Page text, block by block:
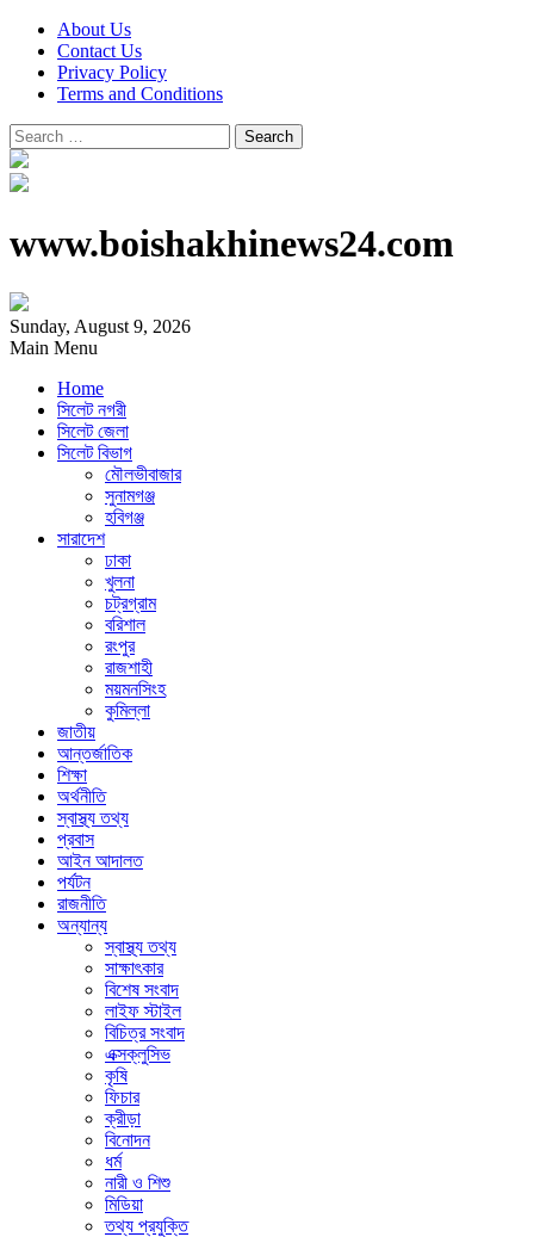
About Us
Contact Us
Privacy Policy
Terms and Conditions
Search
for:
www.boishakhinews24.com
Sunday, August 9, 2026
Main Menu
Home
সিলেট নগরী
সিলেট জেলা
সিলেট বিভাগ
মৌলভীবাজার
সুনামগঞ্জ
হবিগঞ্জ
সারাদেশ
ঢাকা
খুলনা
চট্রগ্রাম
বরিশাল
রংপুর
রাজশাহী
ময়মনসিংহ
কুমিল্লা
জাতীয়
আন্তর্জাতিক
শিক্ষা
অর্থনীতি
স্বাস্থ্য তথ্য
প্রবাস
আইন আদালত
পর্যটন
রাজনীতি
অন্যান্য
স্বাস্থ্য তথ্য
সাক্ষাৎকার
বিশেষ সংবাদ
লাইফ স্টাইল
বিচিত্র সংবাদ
এক্সক্লুসিভ
কৃষি
ফিচার
ক্রীড়া
বিনোদন
ধর্ম
নারী ও শিশু
মিডিয়া
তথ্য প্রযুক্তি